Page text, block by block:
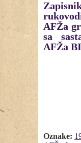
AFŽa
sa
AFŽa
Oznake: